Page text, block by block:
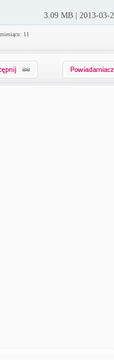
3.09 MB | 2013-03-
11